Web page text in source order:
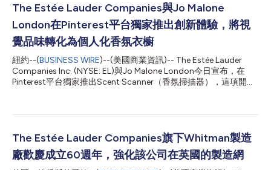
事，贏得媒體關注並建立文化相關性和品牌魅力。此外，她也將加
強與創作者的互動，讓該公司的品牌站在塑造文化的前線，成為萬
眾矚目的焦點。 Boyd女士積累美容、奢侈品及生活風格相關的豐
富經驗，能力橫跨品牌策略、傳播、消費者互動及文化洞察。在接
受這項任命之前，她擔任Together Group的全球美容與健康業務
資深副總裁，統領該集團旗下15家一流代理商與顧問公司的美容與
健康業務，主導戰略制定、業務成長及市場定位。 在加入
Together Group之前，Boyd女士有將近七年的時間任職於引領業
The Estée Lauder Companies與Jo Malone
London在Pinterest平台獨家推出創新體驗，將視
覺品味轉化為個人化香氛衣櫥
紐約--(BUSINESS WIRE)--(美國商業資訊)-- The Estée Lauder
Companies Inc. (NYSE: EL)與Jo Malone London今日宣布，在
Pinterest平台獨家推出Scent Scanner（香氛掃描器），這項開創
London香氛推薦。 在2025年推出的Jo Malone London AI Scent
者尋找個人化的香氛提供了一種全新方式，將尋香的起點從文字描
述轉為視覺影像。如果說AI Scent Advisor是邀請消費者用語言描
述他們正在尋找的香氣，那麼Scent Scanner則是透過解讀視覺靈
The Estée Lauder Companies旗下Whitman製造
廠歡慶成立60週年，強化該公司在英國的製造網